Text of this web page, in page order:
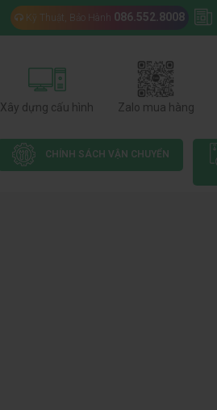
Kỹ Thuật, Bảo Hành 086.552.8008
Xây dựng cấu hình Zalo mua hàng
CHÍNH SÁCH VẬN CHUYỂN